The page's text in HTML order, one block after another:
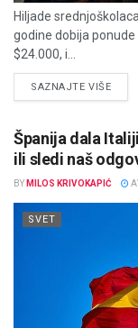
Hiljade
godine dobija
$24.000, i...
SAZNAJTE VIŠE
Španija dala
ili sledi naš
BY MILOS KRIVOKAPIĆ
SVET